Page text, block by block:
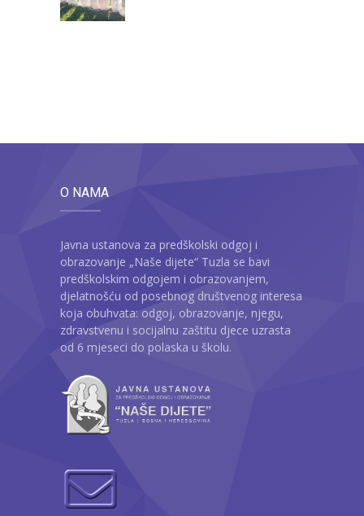
O NAMA
Javna ustanova za predškolski odgoj i
obrazovanje „Naše dijete“ Tuzla se bavi
predškolskim odgojem i obrazovanjem,
djelatnošću od posebnog društvenog interesa
koja obuhvata: odgoj, obrazovanje, njegu,
zdravstvenu i socijalnu zaštitu djece uzrasta
od 6 mjeseci do polaska u školu.